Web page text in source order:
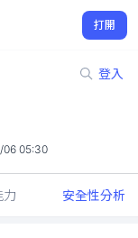
打開
登入
06 05:30
力 安全性分析